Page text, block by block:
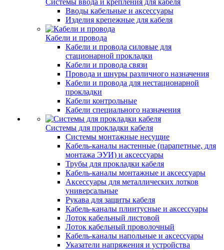
Системы ввода и крепления для кабеля
Вводы кабельные и аксессуары
Изделия крепежные для кабеля
Кабели и провода
Кабели и провода силовые для
стационарной прокладки
Кабели и провода связи
Провода и шнуры различного назначения
Кабели и провода для нестационарной
прокладки
Кабели контрольные
Кабели специального назначения
Системы для прокладки кабеля
Системы монтажные несущие
Кабель-каналы настенные (парапетные, для
монтажа ЭУИ) и аксессуары
Трубы для прокладки кабеля
Кабель-каналы монтажные и аксессуары
Аксессуары для металлических лотков
универсальные
Рукава для защиты кабеля
Кабель-каналы плинтусные и аксессуары
Лоток кабельный листовой
Лоток кабельный проволочный
Кабель-каналы напольные и аксессуары
Указатели напряжения и устройства